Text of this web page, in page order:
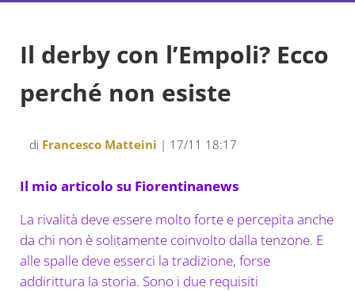
Il derby con l’Empoli? Ecco
perché non esiste
di Francesco Matteini | 17/11 18:17
Il mio articolo su Fiorentinanews
La rivalità deve essere molto forte e percepita anche
da chi non è solitamente coinvolto dalla tenzone. E
alle spalle deve esserci la tradizione, forse
addirittura la storia. Sono i due requisiti